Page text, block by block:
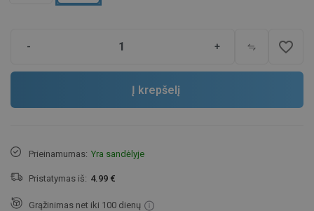
- + favorite_border
Į krepšelį
Prieinamumas: Yra sandėlyje
Pristatymas iš: 4.99 €
Grąžinimas net iki 100 dienų